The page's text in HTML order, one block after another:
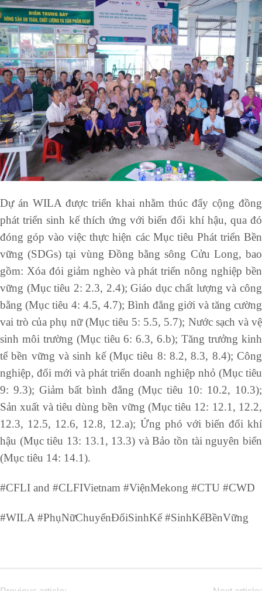
Dự án WILA được triển khai nhằm thúc đẩy cộng đồng
phát triển sinh kế thích ứng với biến đổi khí hậu, qua đó
đóng góp vào việc thực hiện các Mục tiêu Phát triển Bền
vững (SDGs) tại vùng Đồng bằng sông Cửu Long, bao
gồm: Xóa đói giảm nghèo và phát triển nông nghiệp bền
vững (Mục tiêu 2: 2.3, 2.4); Giáo dục chất lượng và công
bằng (Mục tiêu 4: 4.5, 4.7); Bình đẳng giới và tăng cường
vai trò của phụ nữ (Mục tiêu 5: 5.5, 5.7); Nước sạch và vệ
sinh môi trường (Mục tiêu 6: 6.3, 6.b); Tăng trưởng kinh
tế bền vững và sinh kế (Mục tiêu 8: 8.2, 8.3, 8.4); Công
nghiệp, đổi mới và phát triển doanh nghiệp nhỏ (Mục tiêu
9: 9.3); Giảm bất bình đẳng (Mục tiêu 10: 10.2, 10.3);
Sản xuất và tiêu dùng bền vững (Mục tiêu 12: 12.1, 12.2,
12.3, 12.5, 12.6, 12.8, 12.a); Ứng phó với biến đổi khí
hậu (Mục tiêu 13: 13.1, 13.3) và Bảo tồn tài nguyên biển
(Mục tiêu 14: 14.1).
#CFLI and #CLFIVietnam #ViệnMekong #CTU #CWD
#WILA #PhụNữChuyểnĐổiSinhKế #SinhKếBềnVững